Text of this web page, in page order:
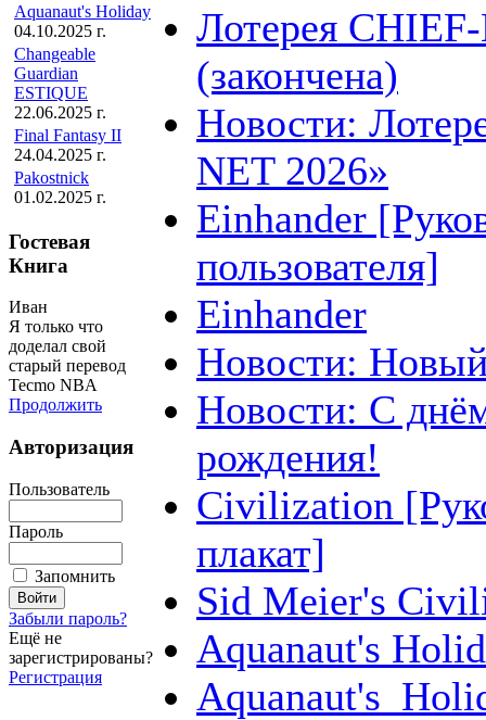
Aquanaut's Holiday
04.10.2025 г.
Changeable
Guardian
ESTIQUE
22.06.2025 г.
Final Fantasy II
24.04.2025 г.
Pakostnick
01.02.2025 г.
Гостевая
Книга
Иван
Я только что
доделал свой
старый перевод
Tecmo NBA
Продолжить
Авторизация
Пользователь
Пароль
Запомнить
Забыли пароль?
Ещё не
зарегистрированы?
Регистрация
Лотерея
(закончена)
Новости:
NET 2026»
Einhander
пользователя]
Einhander
Новости:
Новости: С
рождения!
Civilization
плакат]
Sid Meier's
Aquanaut's